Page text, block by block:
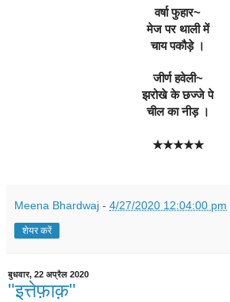
वर्षा फुहार~
मेज पर थाली में
चाय पकौड़े ।
जीर्ण हवेली~
झरोखे के छज्जे पे
चील का नीड़ ।
★★★★★
Meena Bhardwaj - 4/27/2020 12:04:00 pm
शेयर करें
बुधवार, 22 अप्रैल 2020
"इत्तेफ़ाक़"